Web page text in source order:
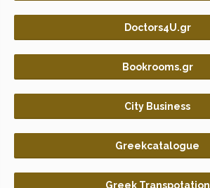
Doctors4U.gr
Bookrooms.gr
City Business
Greekcatalogue
Greek Transpotation